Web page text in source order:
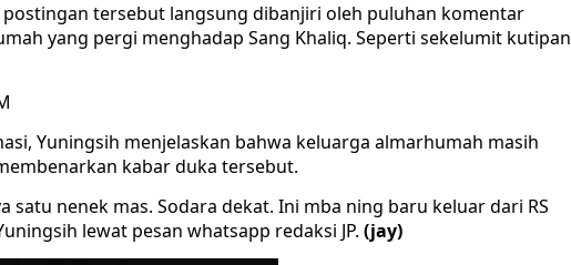
tersebut langsung dibanjiri oleh puluhan komentar
yang pergi menghadap Sang Khaliq. Seperti sekelumit kutipan
Yuningsih menjelaskan bahwa keluarga almarhumah masih
kabar duka tersebut.
satu nenek mas. Sodara dekat. Ini mba ning baru keluar dari RS
lewat pesan whatsapp redaksi JP. (jay)